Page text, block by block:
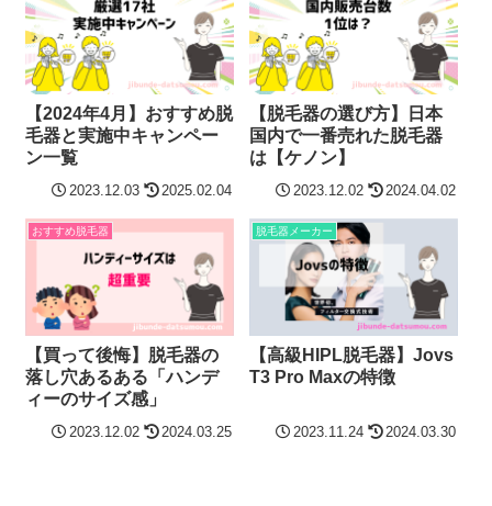
【2024年4月】おすすめ脱
毛器と実施中キャンペー
ン一覧
2023.12.03 2025.02.04
【脱毛器の選び方】日本
国内で一番売れた脱毛器
は【ケノン】
2023.12.02 2024.04.02
おすすめ脱毛器
【買って後悔】脱毛器の
落し穴あるある「ハンデ
ィーのサイズ感」
2023.12.02 2024.03.25
脱毛器メーカー
【高級HIPL脱毛器】Jovs
T3 Pro Maxの特徴
2023.11.24 2024.03.30